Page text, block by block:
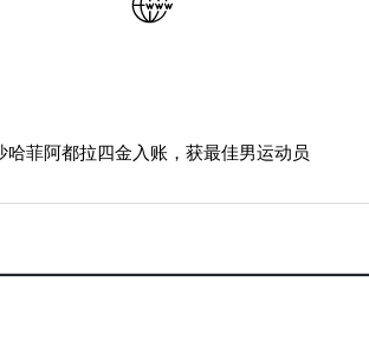
菲阿都拉四金入账，获最佳男运动员